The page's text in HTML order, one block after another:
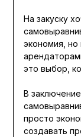
На закуску
экономия,
это выбор,
В
просто
создавать